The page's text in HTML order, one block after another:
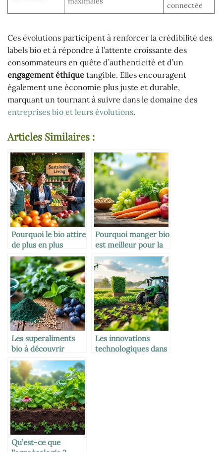
connectée
Ces évolutions participent à renforcer la crédibilité des
labels bio et à répondre à l’attente croissante des
consommateurs en quête d’authenticité et d’un
engagement éthique tangible. Elles encouragent
également une économie plus juste et durable,
marquant un tournant à suivre dans le domaine des
entreprises bio et leurs évolutions.
Articles Similaires :
Pourquoi le bio attire
de plus en plus
d’entreprises
Pourquoi manger bio
est meilleur pour la
santé
Les superaliments
bio à découvrir
Les innovations
technologiques dans
Qu’est-ce que